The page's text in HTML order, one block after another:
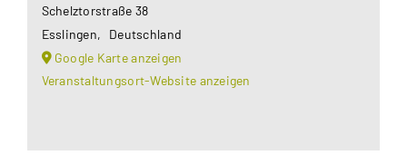
Schelztorstraße 38
Esslingen,
Deutschland
Google Karte anzeigen
Veranstaltungsort-Website anzeigen